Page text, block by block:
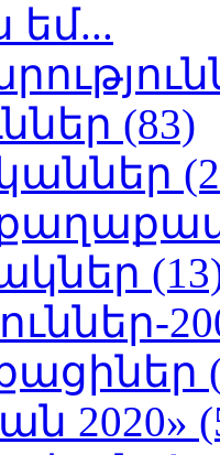
եմ...
(83)
2020»